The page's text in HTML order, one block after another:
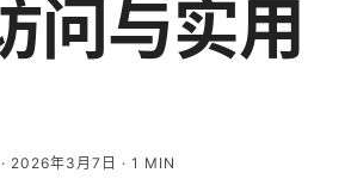
问与实用
· 2026年3月7日 · 1 MIN